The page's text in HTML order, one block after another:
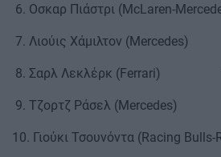
6. Οσκαρ Πιάστρι (McLaren-
7. Λιούις Χάμιλτον
8. Σαρλ Λεκλέρκ (Ferrari)
9. Τζορτζ Ράσελ
10. Γιούκι Τσουνόντα (Racing